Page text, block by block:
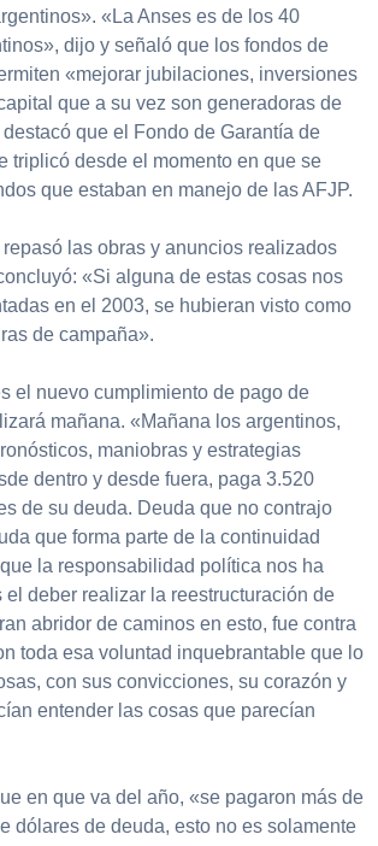
«La Anses es de los 40
dijo y señaló que los fondos de
«mejorar jubilaciones, inversiones
que a su vez son generadoras de
que el Fondo de Garantía de
triplicó desde el momento en que se
que estaban en manejo de las AFJP.
las obras y anuncios realizados
«Si alguna de estas cosas nos
en el 2003, se hubieran visto como
de campaña».
el nuevo cumplimiento de pago de
mañana. «Mañana los argentinos,
maniobras y estrategias
dentro y desde fuera, paga 3.520
de su deuda. Deuda que no contrajo
que forma parte de la continuidad
la responsabilidad política nos ha
el deber realizar la reestructuración de
abridor de caminos en esto, fue contra
toda esa voluntad inquebrantable que lo
con sus convicciones, su corazón y
entender las cosas que parecían
en que va del año, «se pagaron más de
dólares de deuda, esto no es solamente